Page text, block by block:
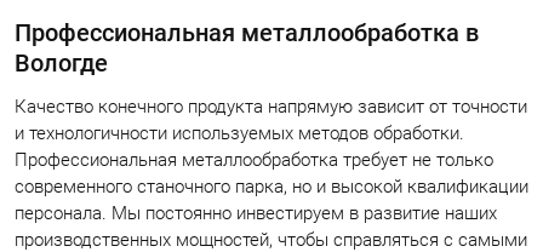
Профессиональная металлообработка в
Вологде
Качество конечного продукта напрямую зависит от точности
и технологичности используемых методов обработки.
Профессиональная металлообработка требует не только
современного станочного парка, но и высокой квалификации
персонала. Мы постоянно инвестируем в развитие наших
производственных мощностей, чтобы справляться с самыми